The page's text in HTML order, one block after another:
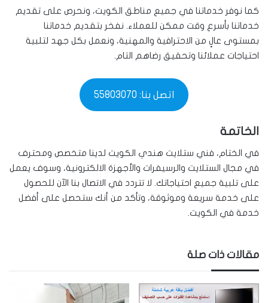
كما نوفر خدماتنا في جميع مناطق الكويت، ونحرص على تقديم
خدماتنا بأسرع وقت ممكن للعملاء. نفخر بتقديم خدماتنا
بمستوى عالٍ من الاحترافية والمهنية، ونعمل بكل جهد لتلبية
احتياجات عملائنا وتحقيق رضاهم التام.
اتصل بنا: 55803070
الخاتمة
في الختام، فني ستلايت هندي الكويت لدينا متخصص ومحترف
في مجال الستلايت والرسيفرات والأجهزة الالكترونية، وسوف يعمل
على تلبية جميع احتياجاتك. لا تتردد في الاتصال بنا الآن للحصول
على خدمة سريعة وموثوقة، وتأكد من أنك ستحصل على أفضل
خدمة في الكويت.
مقالات ذات صلة